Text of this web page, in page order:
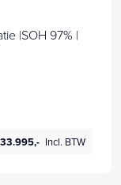
|SOH 97% |
Incl. BTW